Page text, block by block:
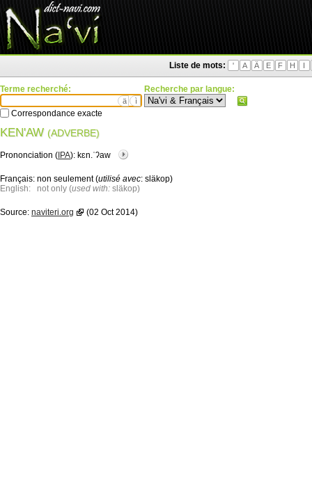
Liste de mots: ' A Ä E F H I
Terme recherché:
ä ì
Correspondance exacte
Recherche par langue:
KEN'AW (ADVERBE)
Prononciation ( IPA): kɛn.ˈʔaw
Français: non seulement (utilisé avec: släkop)
English:
not only (used with: släkop)
Source: naviteri.org (02 Oct 2014)